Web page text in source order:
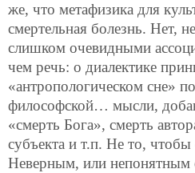
же, что метафизика для
смертельная болезнь. Нет,
слишком очевидными
чем речь: о диалектике
«антропологическом сне»
философской… мысли,
«смерть Бога», смерть
субъекта и т.п. Не то,
Неверным, или непонятным